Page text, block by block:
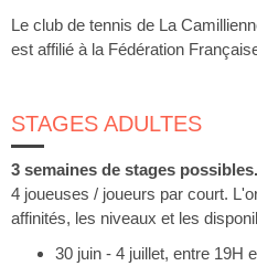
Le club de tennis de La
est affilié à la Fédération
STAGES ADULTES
3 semaines de stages possibles.
4 joueuses / joueurs par court.
affinités, les niveaux et les
30 juin - 4 juillet, entre 19H